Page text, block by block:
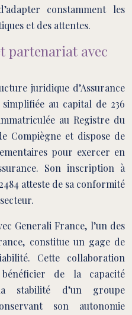
constamment les
et des attentes.
partenariat avec
juridique d’Assurance
au capital de 236
au Registre du
Compiègne et dispose de
pour exercer en
Son inscription à
atteste de sa conformité
Generali France, l’un des
constitue un gage de
Cette collaboration
de la capacité
stabilité d’un groupe
son autonomie